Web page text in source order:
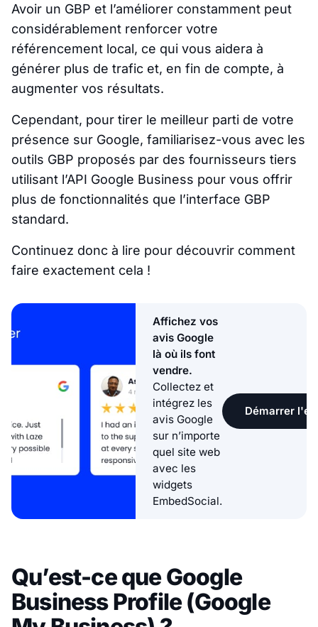
Avoir un GBP et l’améliorer constamment peut
considérablement renforcer votre
référencement local, ce qui vous aidera à
générer plus de trafic et, en fin de compte, à
augmenter vos résultats.
Cependant, pour tirer le meilleur parti de votre
présence sur Google, familiarisez-vous avec les
outils GBP proposés par des fournisseurs tiers
utilisant l’API Google Business pour vous offrir
plus de fonctionnalités que l’interface GBP
standard.
Continuez donc à lire pour découvrir comment
faire exactement cela !
Affichez vos
avis Google
là où ils font
vendre.
Collectez et
intégrez les
avis Google
sur n’importe
quel site web
avec les
widgets
EmbedSocial.
Démarrer
Qu’est-ce que Google
Business Profile (Google